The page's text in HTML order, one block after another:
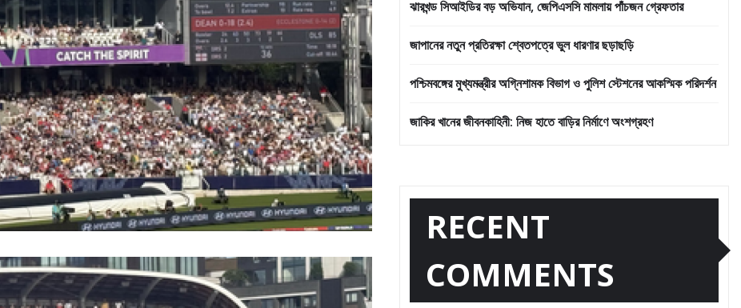
ঝারখন্ড সিআইডির বড় অভিযান, জেপিএসসি মামলায় পাঁচজন গ্রেফতার
জাপানের নতুন প্রতিরক্ষা শ্বেতপত্রে ভুল ধারণার ছড়াছড়ি
পশ্চিমবঙ্গের মুখ্যমন্ত্রীর অগ্নিশামক বিভাগ ও পুলিশ স্টেশনের আকস্মিক পরিদর্শন
জাকির খানের জীবনকাহিনী: নিজ হাতে বাড়ির নির্মাণে অংশগ্রহণ
RECENT
COMMENTS